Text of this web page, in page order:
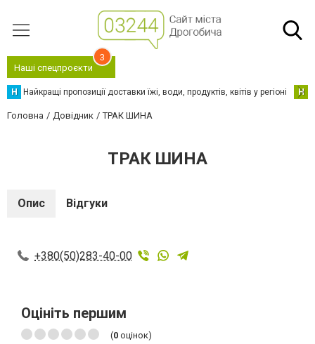
Наші спецпроєкти
3
Н Найкращі пропозиції доставки їжі, води, продуктів, квітів у регіоні Н
Головна Довідник ТРАК ШИНА
ТРАК ШИНА
Опис Відгуки
+380(50)283-40-00
Оцініть першим
(0 оцінок)